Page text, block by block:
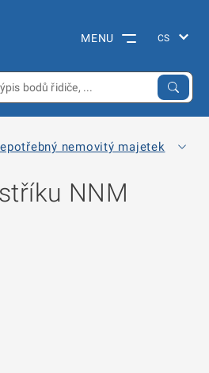
MENU
nemovitý majetek
NNM